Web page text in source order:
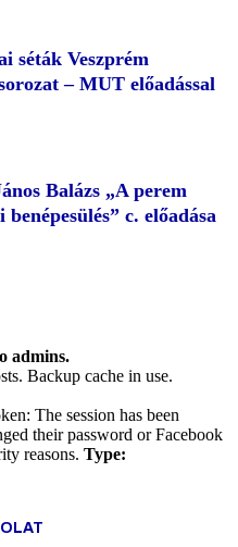
séták Veszprém
– MUT előadással
Balázs „A perem
c. előadása
admins.
Backup cache in use.
The session has been
their password or Facebook
reasons. Type: